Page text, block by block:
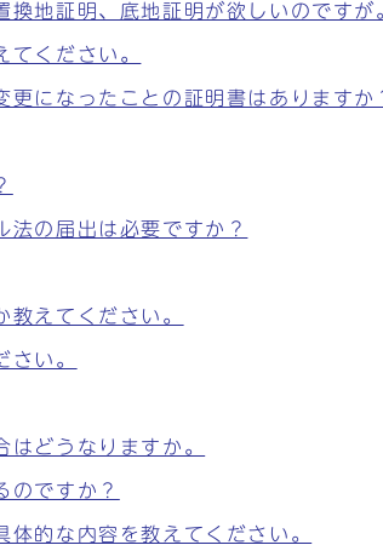
地証明、底地証明が欲しいのですが
てください。
になったことの証明書はありますか
法の届出は必要ですか？
えてください。
さい。
どうなりますか。
のですか？
的な内容を教えてください。